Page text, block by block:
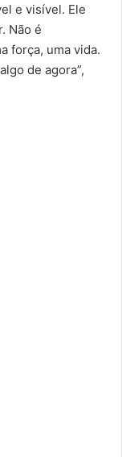
e visível. Ele
Não é
força, uma vida.
de agora”,